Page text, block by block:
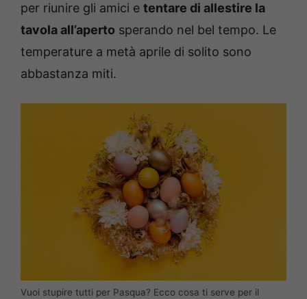
per riunire gli amici e tentare di allestire la
tavola all’aperto sperando nel bel tempo. Le
temperature a metà aprile di solito sono
abbastanza miti.
Vuoi stupire tutti per Pasqua? Ecco cosa ti serve per il